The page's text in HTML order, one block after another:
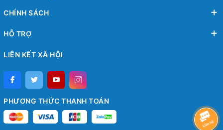
CHÍNH SÁCH
HỖ TRỢ
LIÊN KẾT XÃ HỘI
PHƯƠNG THỨC THANH TOÁN